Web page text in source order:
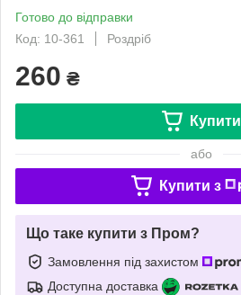
Готово до відправки
Код: 10-361
Роздріб
260 ₴
Купити
або
Купити з
Що таке купити з Пром?
Замовлення під захистом
Доступна доставка